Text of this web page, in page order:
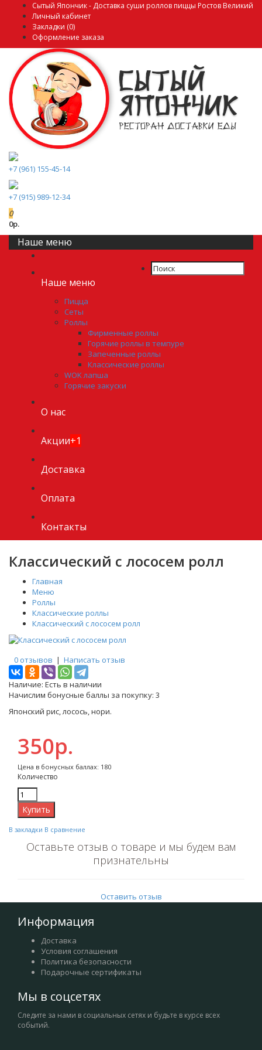
Сытый Япончик - Доставка суши роллов пиццы Ростов Великий
Личный кабинет
Закладки (0)
Оформление заказа
+7 (961) 155-45-14
+7 (915) 989-12-34
0
0р.
Наше меню
Наше меню
Пицца
Сеты
Роллы
Фирменные роллы
Горячие роллы в темпуре
Запеченные роллы
Классические роллы
WOK лапша
Горячие закуски
О нас
Акции+1
Доставка
Оплата
Контакты
Классический с лососем ролл
Главная
Меню
Роллы
Классические роллы
Классический с лососем ролл
0 отзывов | Написать отзыв
Наличие: Есть в наличии
Начислим бонусные баллы за покупку: 3
Японский рис, лосось, нори.
350р.
Цена в бонусных баллах: 180
Количество
В закладки В сравнение
Оставьте отзыв о товаре и мы будем вам
признательны
Оставить отзыв
Информация
Доставка
Условия соглашения
Политика безопасности
Подарочные сертификаты
Мы в соцсетях
Следите за нами в социальных сетях и будьте в курсе всех
событий.